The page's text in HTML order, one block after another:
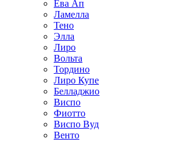
Ева Ап
Ламелла
Тено
Элла
Лиро
Вольта
Тордино
Лиро Купе
Белладжио
Виспо
Фиотто
Виспо Вуд
Венто